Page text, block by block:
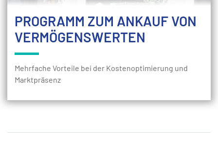
PROGRAMM ZUM ANKAUF VON
VERMÖGENSWERTEN
Mehrfache Vorteile bei der Kostenoptimierung und
Marktpräsenz